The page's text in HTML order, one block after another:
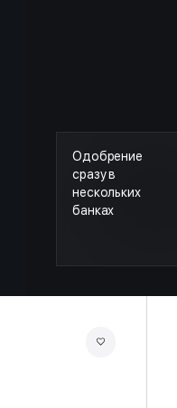
Одобрение
сразу в
нескольких
банках